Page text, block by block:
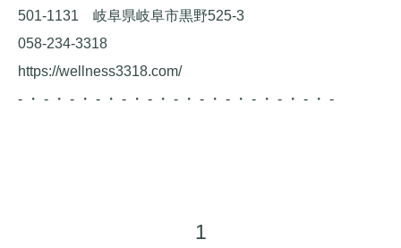
501-1131 岐阜県岐阜市黒野525-3
058-234-3318
https://wellness3318.com/
- ・ - ・ - ・ - ・ - ・ - ・ - ・ - ・ - ・ - ・ - ・ - ・ -
1